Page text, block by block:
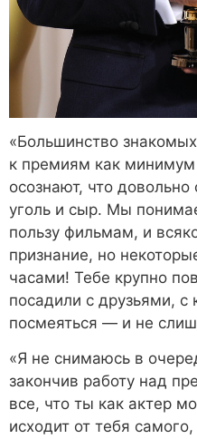
«Большинство
к премиям как минимум
осознают, что довольно
уголь и сыр. Мы
пользу фильмам, и
признание, но
часами! Тебе крупно
посадили с друзьями,
посмеяться — и не
«Я не снимаюсь в
закончив работу над
все, что ты как актер
исходит от тебя